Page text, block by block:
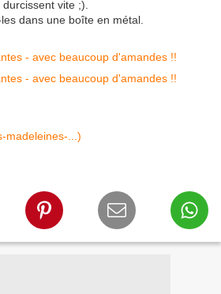
vite ;).
dans une boîte en métal.
madeleines-...)